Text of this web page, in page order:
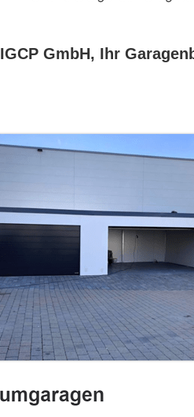
IGCP GmbH, Ihr